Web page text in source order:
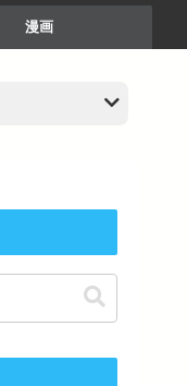
漫画